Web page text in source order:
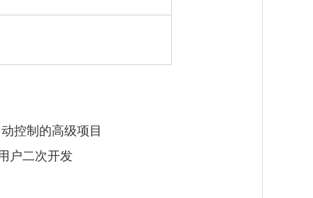
控制的高级项目
户二次开发